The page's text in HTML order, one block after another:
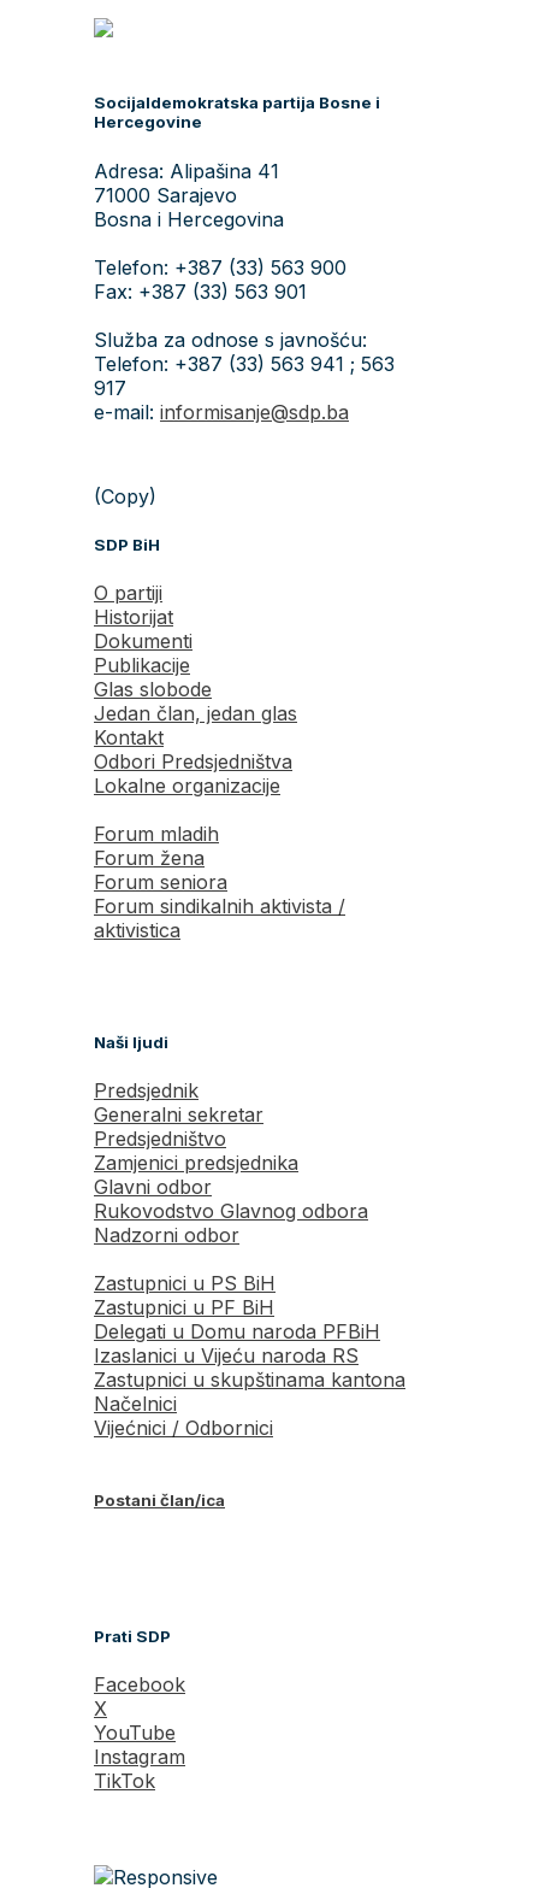
Socijaldemokratska partija Bosne i
Hercegovine
Adresa: Alipašina 41
71000 Sarajevo
Bosna i Hercegovina
Telefon: +387 (33) 563 900
Fax: +387 (33) 563 901
Služba za odnose s javnošću:
Telefon: +387 (33) 563 941 ; 563
917
e-mail: informisanje@sdp.ba
(Copy)
SDP BiH
O partiji
Historijat
Dokumenti
Publikacije
Glas slobode
Jedan član, jedan glas
Kontakt
Odbori Predsjedništva
Lokalne organizacije
Forum mladih
Forum žena
Forum seniora
Forum sindikalnih aktivista /
aktivistica
Naši ljudi
Predsjednik
Generalni sekretar
Predsjedništvo
Zamjenici predsjednika
Glavni odbor
Rukovodstvo Glavnog odbora
Nadzorni odbor
Zastupnici u PS BiH
Zastupnici u PF BiH
Delegati u Domu naroda PFBiH
Izaslanici u Vijeću naroda RS
Zastupnici u skupštinama kantona
Načelnici
Vijećnici / Odbornici
Postani član/ica
Prati SDP
Facebook
X
YouTube
Instagram
TikTok